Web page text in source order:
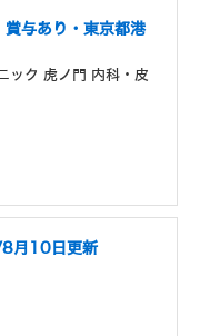
賞与あり・東京都港
ック 虎ノ門 内科・皮
8月10日更新